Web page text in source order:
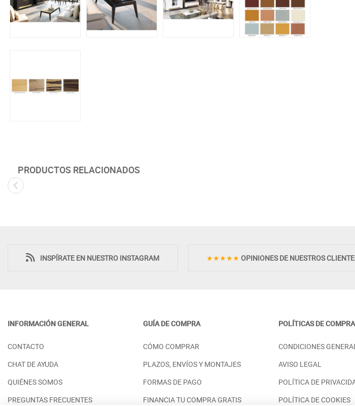
PRODUCTOS RELACIONADOS
DETALLES EN FRESNO NATURAL -
PRECIO DESDE:
PUERTAS SALÓN MUEBLES
PRECIO DESDE: 1.498,00 €
PUERTAS Y
PRECIO
INSPÍRATE EN NUESTRO INSTAGRAM ★★★★★ OPINIONES DE NUESTROS
INFORMACIÓN GENERAL
CONTACTO
CHAT DE AYUDA
QUIÉNES SOMOS
PREGUNTAS FRECUENTES
GUÍA DE COMPRA
CÓMO COMPRAR
PLAZOS, ENVÍOS Y MONTAJES
FORMAS DE PAGO
FINANCIA TU COMPRA GRATIS
POLÍTICAS DE COMPRA
CONDICIONES
AVISO LEGAL
POLÍTICA DE
POLÍTICA DE COOKIES